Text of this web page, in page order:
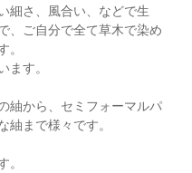
細さ、風合い、などで生
、ご自分で全て草木で染め
。
ます。
紬から、セミフォーマルパ
紬まで様々です。
。